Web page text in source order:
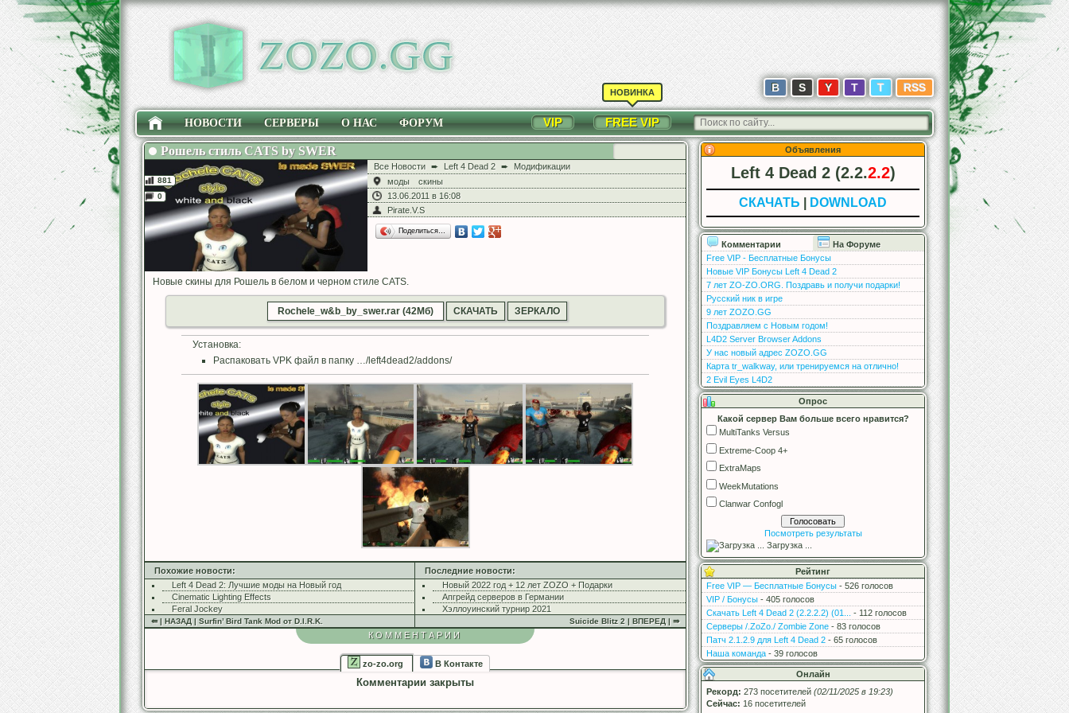
В S Y T T RSS
НОВОСТИ СЕРВЕРЫ О НАС ФОРУМ FREE VIP
НОВИНКА
VIP
Рошель стиль CATS by SWER
Все Новости ➨ Left 4 Dead 2 ➨
Модификации
моды
скины
13.06.2011 в 16:08
Pirate.V.S
Поделиться…
Новые скины для Рошель в белом и черном стиле CATS.
Rochele_w&b_by_swer.rar (42Мб) СКАЧАТЬ ЗЕРКАЛО
Установка:
Распаковать VPK файл в папку …/left4dead2/addons/
881
0
Похожие новости:
Left 4 Dead 2: Лучшие моды на Новый год
Cinematic Lighting Effects
Feral Jockey
Последние новости:
Новый 2022 год + 12 лет ZOZO + Подарки
Апгрейд серверов в Германии
Хэллоуинский турнир 2021
⇚ | НАЗАД | Surfin’ Bird Tank Mod от D.I.R.K. Suicide Blitz 2 | ВПЕРЕД | ⇛
КОММЕНТАРИИ
zo-zo.org В Контакте
Комментарии закрыты
Объявления
Left 4 Dead 2 (2.2.2.2)
СКАЧАТЬ DOWNLOAD
Комментарии
На Форуме
Free VIP - Бесплатные Бонусы
Новые VIP Бонусы Left 4 Dead 2
7 лет ZO-ZO.ORG. Поздравь и получи подарки!
Русский ник в игре
9 лет ZOZO.GG
Поздравляем с Новым годом!
L4D2 Server Browser Addons
У нас новый адрес ZOZO.GG
Карта tr_walkway, или тренируемся на отлично!
2 Evil Eyes L4D2
Опрос
Какой сервер Вам больше всего нравится?
MultiTanks Versus
Extreme-Coop 4+
ExtraMaps
WeekMutations
Clanwar Confogl
Посмотреть результаты
Загрузка ...
Рейтинг
Free VIP — Бесплатные Бонусы - 526 голосов
VIP / Бонусы - 405 голосов
Скачать Left 4 Dead 2 (2.2.2.2) (01...
- 112 голосов
Серверы /.ZoZo./ Zombie Zone - 83 голосов
Патч 2.1.2.9 для Left 4 Dead 2 - 65 голосов
Наша команда - 39 голосов
Онлайн
Рекорд: 273 посетителей (02/11/2025 в 19:23)
Сейчас: 16 посетителей